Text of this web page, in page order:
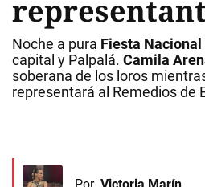
Noche a pura Fiesta
capital y Palpalá. Camila
soberana de los loros
representará al Remedios de